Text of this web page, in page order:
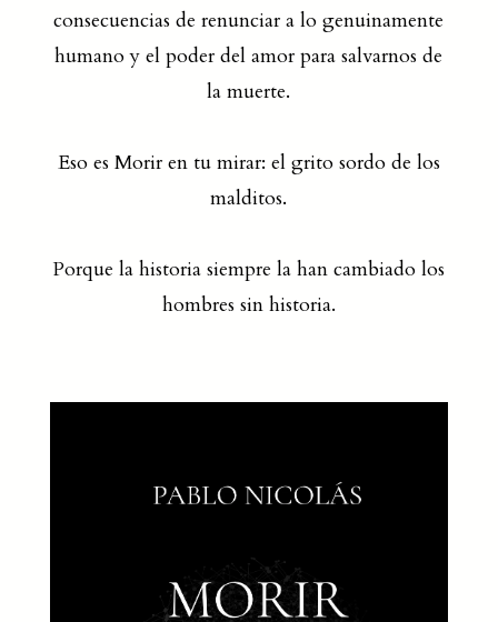
consecuencias de renunciar a lo genuinamente
humano y el poder del amor para salvarnos de
la muerte.
Eso es Morir en tu mirar: el grito sordo de los
malditos.
Porque la historia siempre la han cambiado los
hombres sin historia.